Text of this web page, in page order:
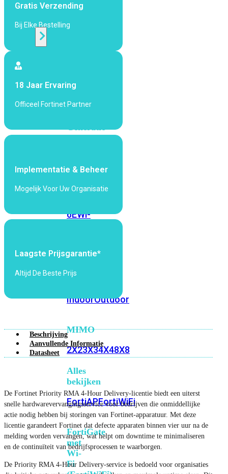
WiFi
bekijken
Wi-
Generatie
5 Wi-
6Wi-
6EWi-
Wi-
Fi
Omgeving
IndoorOutdoor
MIMO
2X23X34X48X8
Alles
bekijken
FortiAPFortiWiFi
FortiGate
met
Wi-
Fi
Gratis Verzending
Bij Elke Bestelling
18 Jaar Ervaring
Officeel Fortinet Partner
Implementatie & Beheer
Mogelijk Voor Uw Organisatie
Laagste Prijsgarantie*
Altijd De Beste Prijs
Beschrijving
Aanvullende Informatie
Datasheet
De Fortinet Priority RMA 4-Hour Delivery-licentie biedt een uiterst
snelle hardwarevervangingsservice voor bedrijven die onmiddellijke
actie nodig hebben bij storingen van Fortinet-apparatuur. Met deze
licentie garandeert Fortinet dat defecte apparaten binnen vier uur na de
melding worden vervangen, wat helpt om downtime te minimaliseren
en de continuïteit van bedrijfsprocessen te waarborgen.
De Priority RMA 4-Hour Delivery-service is bedoeld voor organisaties